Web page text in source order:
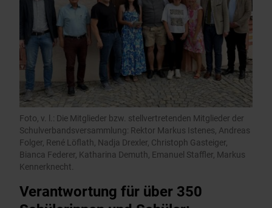
Foto, v. l.: Die Mitglieder bzw. stellvertretenden Mitglieder der
Schulverbandsversammlung: Rektor Markus Istenes, Andreas
Folger, René Löflath, Nadja Drexler, Christoph Gasteiger,
Bianca Federer, Katharina Demuth, Emanuel Staffler, Markus
Kennerknecht.
Verantwortung für über 350